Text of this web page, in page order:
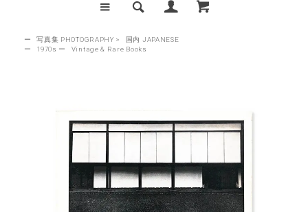
ー 写真集 PHOTOGRAPHY >
国内 JAPANESE
ー
1970s ー Vintage & Rare Books